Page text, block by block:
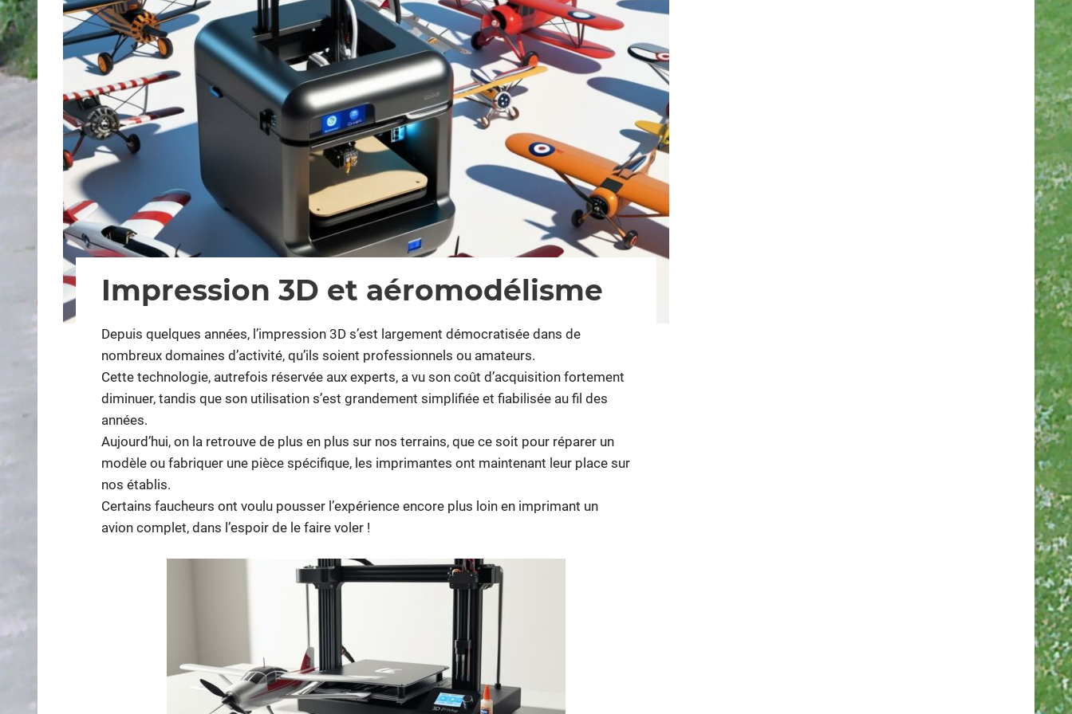
Impression 3D et aéromodélisme
Depuis quelques années, l’impression 3D s’est largement démocratisée dans de
nombreux domaines d’activité, qu’ils soient professionnels ou amateurs.
Cette technologie, autrefois réservée aux experts, a vu son coût d’acquisition fortement
diminuer, tandis que son utilisation s’est grandement simplifiée et fiabilisée au fil des
années.
Aujourd’hui, on la retrouve de plus en plus sur nos terrains, que ce soit pour réparer un
modèle ou fabriquer une pièce spécifique, les imprimantes ont maintenant leur place sur
nos établis.
Certains faucheurs ont voulu pousser l’expérience encore plus loin en imprimant un
avion complet, dans l’espoir de le faire voler !